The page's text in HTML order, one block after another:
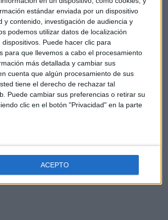
estándar enviada por un dispositivo
y contenido, investigación de audiencia y
podemos utilizar datos de localización
Puede hacer clic para
para que llevemos a cabo el procesamiento
más detallada y cambiar sus
cuenta que algún procesamiento de sus
tiene el derecho de rechazar tal
Puede cambiar sus preferencias o retirar su
clic en el botón "Privacidad" en la parte
ACEPTO
reales